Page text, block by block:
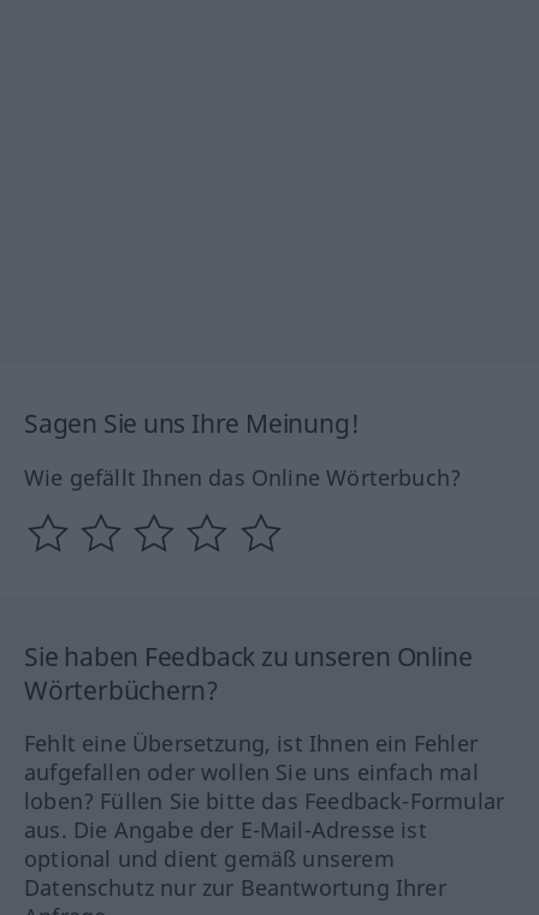
Sagen Sie uns Ihre Meinung!
Wie gefällt Ihnen das Online Wörterbuch?
Sie haben Feedback zu unseren Online
Wörterbüchern?
Fehlt eine Übersetzung, ist Ihnen ein Fehler
aufgefallen oder wollen Sie uns einfach mal
loben? Füllen Sie bitte das Feedback-Formular
aus. Die Angabe der E-Mail-Adresse ist
optional und dient gemäß unserem
Datenschutz nur zur Beantwortung Ihrer